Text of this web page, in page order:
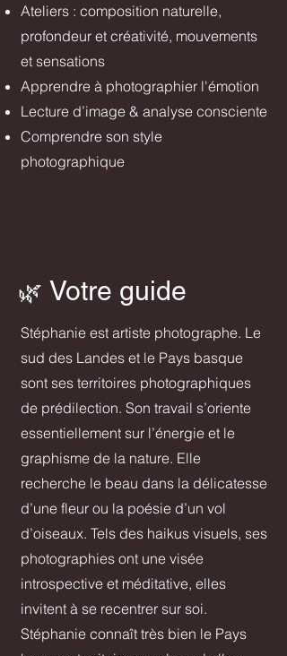
Ateliers : composition naturelle,
profondeur et créativité, mouvements
et sensations
Apprendre à photographier l'émotion
Lecture d’image & analyse consciente
Comprendre son style
photographique
🌿 Votre guide
Stéphanie est artiste photographe. Le
sud des Landes et le Pays basque
sont ses territoires photographiques
de prédilection. Son travail s’oriente
essentiellement sur l’énergie et le
graphisme de la nature. Elle
recherche le beau dans la délicatesse
d’une fleur ou la poésie d’un vol
d’oiseaux. Tels des haikus visuels, ses
photographies ont une visée
introspective et méditative, elles
invitent à se recentrer sur soi.
Stéphanie connaît très bien le Pays